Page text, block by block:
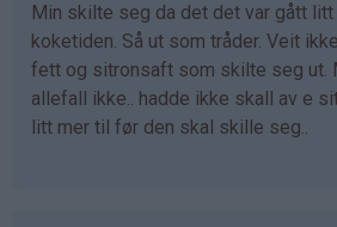
Min skilte seg da det det var gått litt
koketiden. Så ut som tråder. Veit
fett og sitronsaft som skilte seg ut.
allefall ikke.. hadde ikke skall av e
litt mer til før den skal skille seg..